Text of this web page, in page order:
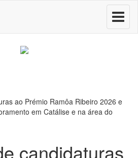
Toggle
ao Prémio Ramôa Ribeiro 2026 e
em Catálise e na área do
candidaturas